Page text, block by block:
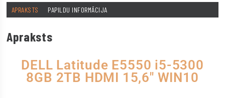
APRAKSTS PAPILDU INFORMĀCIJA
Apraksts
DELL Latitude E5550 i5-5300
8GB 2TB HDMI 15,6″ WIN10